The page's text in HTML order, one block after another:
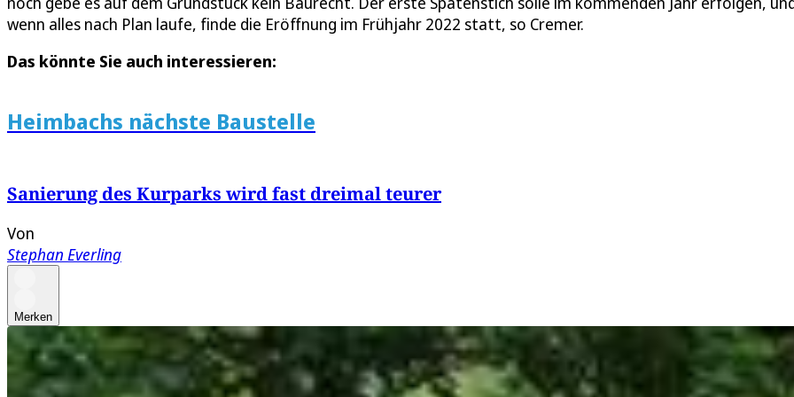
wenn alles nach Plan laufe, finde die Eröffnung im Frühjahr 2022 statt, so Cremer.
Das könnte Sie auch interessieren:
Heimbachs nächste Baustelle
Sanierung des Kurparks wird fast dreimal teurer
Von
Stephan Everling
Merken